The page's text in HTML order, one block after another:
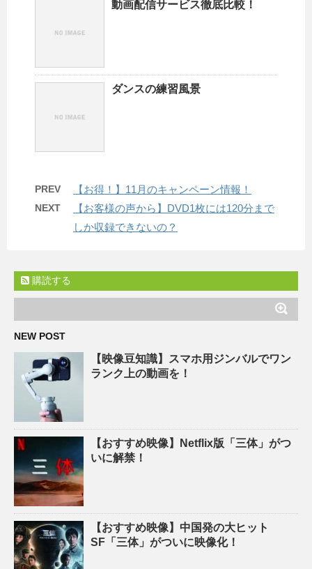
動画配信サービス徹底比較！
ダンスの練習風景
PREV 【お得！】11月のキャンペーン情報！
NEXT
【お客様の声から】DVD1枚には120分まで
しか収録できないの？
購読する
NEW POST
【映像豆知識】スマホ用ジンバルでワン
ランク上の動画を！
【おすすめ映像】Netflix版「三体」がつ
いに解禁！
【おすすめ映像】中国発の大ヒット
SF「三体」がついに映像化！